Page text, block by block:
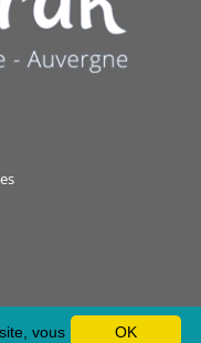
OK
vous